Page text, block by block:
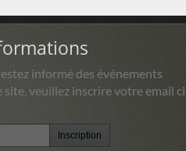
informé des événements
veuillez inscrire votre email
Inscription